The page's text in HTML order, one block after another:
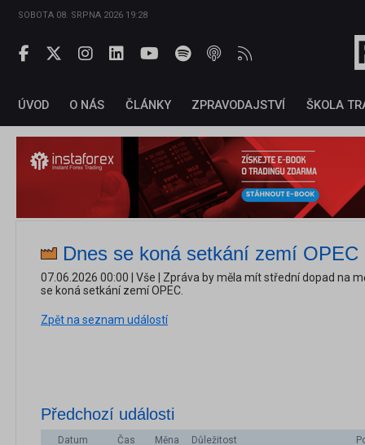
SOBOTA 08. SRPNA 2026 19:28
ÚVOD O NÁS ČLÁNKY ZPRAVODAJSTVÍ ŠKOLA
Dnes se koná setkání zemí OPEC
07.06.2026 00:00 | Vše | Zpráva by měla mít střední dopad na
se koná setkání zemí OPEC.
Zpět na seznam událostí
Předchozí události
Datum Čas Měna Důležitost